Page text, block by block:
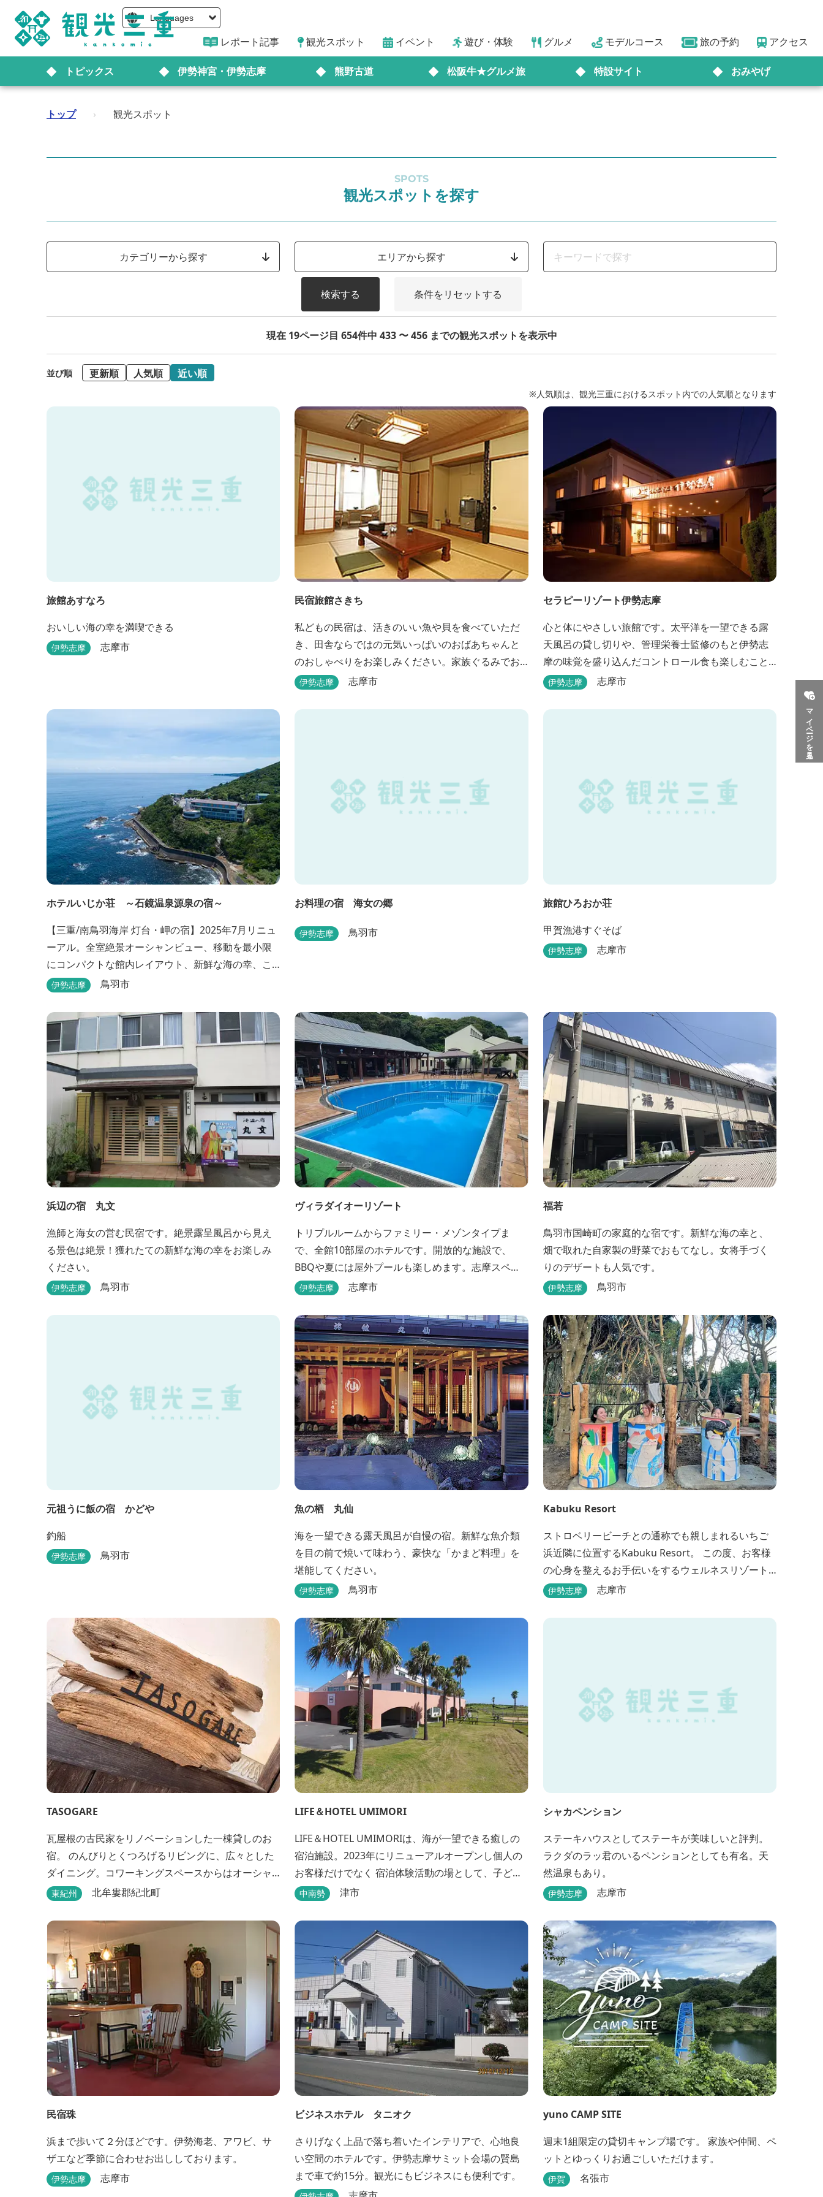
Languages
レポート記事 観光スポット イベント 遊び・体験 グルメ モデルコース 旅の予約 アクセス
トピックス 伊勢神宮・伊勢志摩 熊野古道 松阪牛★グルメ旅 特設サイト おみやげ
マイページを見る
トップ › 観光スポット
SPOTS
観光スポットを探す
カテゴリーから探す エリアから探す
検索する 条件をリセットする
現在 19ページ目 654件中 433 〜 456 までの観光スポットを表示中
並び順 更新順 人気順 近い順
※人気順は、観光三重におけるスポット内での人気順となります
旅館あすなろ
おいしい海の幸を満喫できる
伊勢志摩 志摩市
民宿旅館さきち
私どもの民宿は、活きのいい魚や貝を食べていただ
き、田舎ならではの元気いっぱいのおばあちゃんと
のおしゃべりをお楽しみください。家族ぐるみでお
世話させていただきます！
伊勢志摩 志摩市
セラピーリゾート伊勢志摩
心と体にやさしい旅館です。太平洋を一望できる露
天風呂の貸し切りや、管理栄養士監修のもと伊勢志
摩の味覚を盛り込んだコントロール食も楽しむこと
ができます。
伊勢志摩 志摩市
ホテルいじか荘 ～石鏡温泉源泉の宿～
【三重/南鳥羽海岸 灯台・岬の宿】2025年7月リニュ
ーアル。全室絶景オーシャンビュー、移動を最小限
にコンパクトな館内レイアウト、新鮮な海の幸、こ
んこんと湧きでる天然温泉源泉、展望デッキ〜いじ
ル。
伊勢志摩 鳥羽市
お料理の宿 海女の郷
伊勢志摩 鳥羽市
旅館ひろおか荘
甲賀漁港すぐそば
伊勢志摩 志摩市
浜辺の宿 丸文
漁師と海女の営む民宿です。絶景露呈風呂から見え
る景色は絶景！獲れたての新鮮な海の幸をお楽しみ
ください。
伊勢志摩 鳥羽市
ヴィラダイオーリゾート
トリプルルームからファミリー・メゾンタイプま
で、全館10部屋のホテルです。開放的な施設で、
BBQや夏には屋外プールも楽しめます。志摩スペイ
ン村まで車で約25分と観光にも便利。 バレルサウナ
伊勢志摩 志摩市
福若
鳥羽市国崎町の家庭的な宿です。新鮮な海の幸と、
畑で取れた自家製の野菜でおもてなし。女将手づく
りのデザートも人気です。
伊勢志摩 鳥羽市
元祖うに飯の宿 かどや
釣船
伊勢志摩 鳥羽市
魚の栖 丸仙
海を一望できる露天風呂が自慢の宿。新鮮な魚介類
を目の前で焼いて味わう、豪快な「かまど料理」を
堪能してください。
伊勢志摩 鳥羽市
Kabuku Resort
ストロベリービーチとの通称でも親しまれるいちご
浜近隣に位置するKabuku Resort。 この度、お客様
の心身を整えるお手伝いをするウェルネスリゾート
として2022年4月1日にリニューアルオープンいたし
宿泊区画に1張ずつ付属されたプランが登場。 「とと
伊勢志摩 志摩市
TASOGARE
瓦屋根の古民家をリノベーションした一棟貸しのお
宿。 のんびりとくつろげるリビングに、広々とした
ダイニング。コワーキングスペースからはオーシャ
ンビューが楽しめます♬ 二階には気のぬくもりを感
「TASOGAREの間」があり、海を眺めながらゆった
りとした時間を過ごすことができます。
東紀州 北牟婁郡紀北町
LIFE＆HOTEL UMIMORI
LIFE＆HOTEL UMIMORIは、海が一望できる癒しの
宿泊施設。2023年にリニューアルオープンし個人の
お客様だけでなく 宿泊体験活動の場として、子ども
や青少年から大人の方まで、どなたでもご利用いた
るマリンアクティビティや併設する海の乗馬倶楽部
エルカバージョでの乗馬体験が可能！ 小中学生や団
体様向けに海の自然体験教室も開催しています...
中南勢 津市
シャカペンション
ステーキハウスとしてステーキが美味しいと評判。
ラクダのラッ君のいるペンションとしても有名。天
然温泉もあり。
伊勢志摩 志摩市
民宿珠
浜まで歩いて２分ほどです。伊勢海老、アワビ、サ
ザエなど季節に合わせお出ししております。
伊勢志摩 志摩市
ビジネスホテル タニオク
さりげなく上品で落ち着いたインテリアで、心地良
い空間のホテルです。伊勢志摩サミット会場の賢島
まで車で約15分。観光にもビジネスにも便利です。
yuno CAMP SITE
週末1組限定の貸切キャンプ場です。 家族や仲間、ペ
ットとゆっくりお過ごしいただけます。
伊賀 名張市